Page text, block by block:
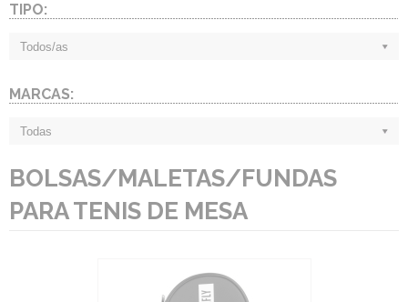
TIPO:
Todos/as
MARCAS:
Todas
BOLSAS/MALETAS/FUNDAS
PARA TENIS DE MESA